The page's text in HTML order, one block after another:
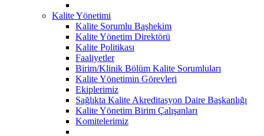
Kalite Yönetimi
Kalite Sorumlu Başhekim
Kalite Yönetim Direktörü
Kalite Politikası
Faaliyetler
Birim/Klinik Bölüm Kalite Sorumluları
Kalite Yönetimin Görevleri
Ekiplerimiz
Sağlıkta Kalite Akreditasyon Daire Başkanlığı
Kalite Yönetim Birim Çalışanları
Komitelerimiz